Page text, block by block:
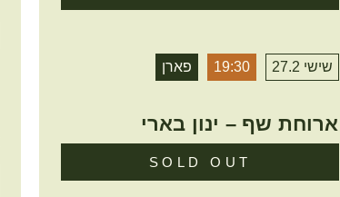
שישי 27.2 19:30 פארן
ארוחת שף – ינון בארי
SOLD OUT